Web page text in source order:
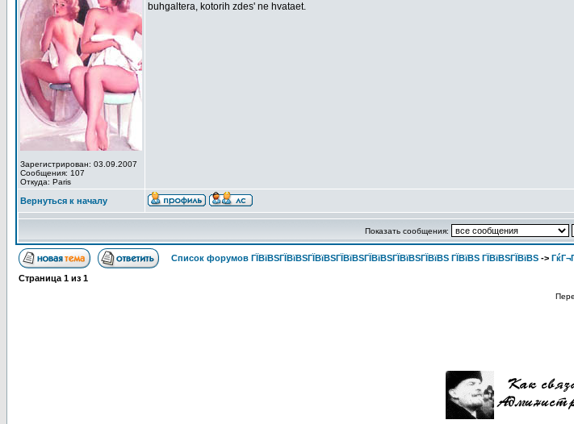
Зарегистрирован: 03.09.2007
Сообщения: 107
Откуда: Paris
buhgaltera, kotorih zdes' ne hvataet.
Вернуться к началу
Показать сообщения:
Список форумов ГЇВїВЅГЇВїВЅГЇВїВЅГЇВїВЅГЇВїВЅГЇВїВЅГЇВїВЅ ГЇВїВЅ ГЇВїВЅГЇВїВЅ ->
Страница 1 из 1